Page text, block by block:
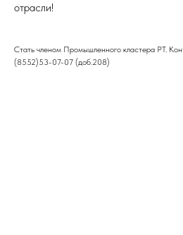
отрасли!
Стать членом Промышленного кластера РТ.
(8552)53-07-07 (доб.208)